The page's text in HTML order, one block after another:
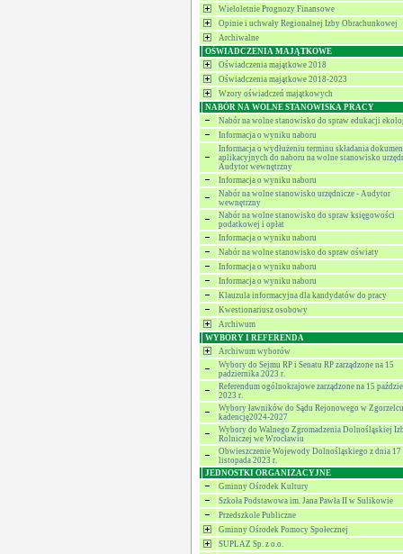
Wieloletnie Prognozy Finansowe
Opinie i uchwały Regionalnej Izby Obrachunkowej
Archiwalne
OŚWIADCZENIA MAJĄTKOWE
Oświadczenia majątkowe 2018
Oświadczenia majątkowe 2018-2023
Wzory oświadczeń majątkowych
NABÓR NA WOLNE STANOWISKA PRACY
Nabór na wolne stanowisko do spraw edukacji
Informacja o wyniku naboru
Informacja o wydłużeniu terminu składania
aplikacyjnych do naboru na wolne stanowisko
Audytor wewnętrzny
Informacja o wyniku naboru
Nabór na wolne stanowisko urzędnicze - Audytor
wewnętrzny
Nabór na wolne stanowisko do spraw księgowości
podatkowej i opłat
Informacja o wyniku naboru
Nabór na wolne stanowisko do spraw oświaty
Informacja o wyniku naboru
Informacja o wyniku naboru
Klauzula informacyjna dla kandydatów do pracy
Kwestionariusz osobowy
Archiwum
WYBORY I REFERENDA
Archiwum wyborów
Wybory do Sejmu RP i Senatu RP zarządzone na 15
padziernika 2023 r.
Referendum ogólnokrajowe zarządzone na 15
2023 r.
Wybory ławników do Sądu Rejonowego w
kadencję2024-2027
Wybory do Walnego Zgromadzenia Dolnośląskiej
Rolniczej we Wrocławiu
Obwieszczenie Wojewody Dolnośląskiego z dnia 17
listopada 2023 r.
JEDNOSTKI ORGANIZACYJNE
Gminny Ośrodek Kultury
Szkoła Podstawowa im. Jana Pawła II w Sulikowie
Przedszkole Publiczne
Gminny Ośrodek Pomocy Społecznej
SUPLAZ Sp. z o.o.